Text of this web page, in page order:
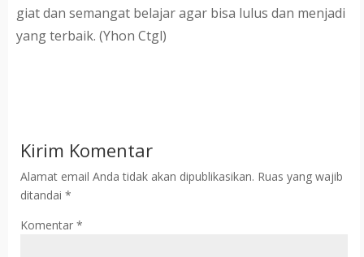
giat dan semangat belajar agar bisa lulus dan menjadi
yang terbaik. (Yhon Ctgl)
Kirim Komentar
Alamat email Anda tidak akan dipublikasikan. Ruas yang wajib
ditandai *
Komentar *